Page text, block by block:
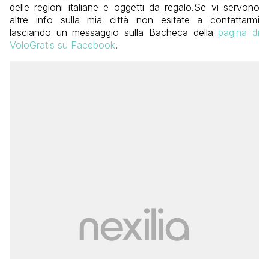
delle regioni italiane e oggetti da regalo.Se vi servono
altre info sulla mia città non esitate a contattarmi
lasciando un messaggio sulla Bacheca della pagina di
VoloGratis su Facebook.